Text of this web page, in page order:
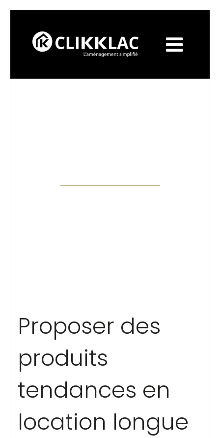
Proposer des
produits
tendances en
location longue